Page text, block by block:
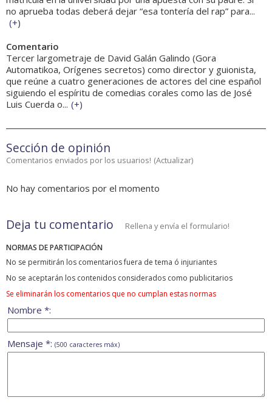
no aprueba todas deberá dejar “esa tontería del rap” para...
(+)
Comentario
Tercer largometraje de David Galán Galindo (Gora
Automatikoa, Orígenes secretos) como director y guionista,
que reúne a cuatro generaciones de actores del cine español
siguiendo el espíritu de comedias corales como las de José
Luis Cuerda o... (+)
Sección de opinión
Comentarios enviados por los usuarios! (Actualizar)
No hay comentarios por el momento
Deja tu comentario Rellena y envía el formulario!
NORMAS DE PARTICIPACIÓN
No se permitirán los comentarios fuera de tema ó injuriantes
No se aceptarán los contenidos considerados como publicitarios
Se eliminarán los comentarios que no cumplan estas normas
Nombre *:
Mensaje *: (500 caracteres máx)